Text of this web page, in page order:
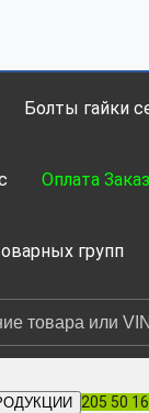
Болты гайки
Оплата
групп
205 50